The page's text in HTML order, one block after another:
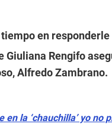
en responderle
Giuliana Rengifo
Alfredo Zambrano.
la ‘chauchilla’ yo no